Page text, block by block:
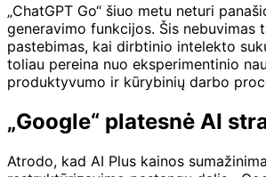
„ChatGPT Go“ šiuo metu neturi
generavimo funkcijos. Šis nebuvimas
pastebimas, kai dirbtinio intelekto
toliau pereina nuo eksperimentinio
produktyvumo ir kūrybinių darbo
„Google“ platesnė AI
Atrodo, kad AI Plus kainos